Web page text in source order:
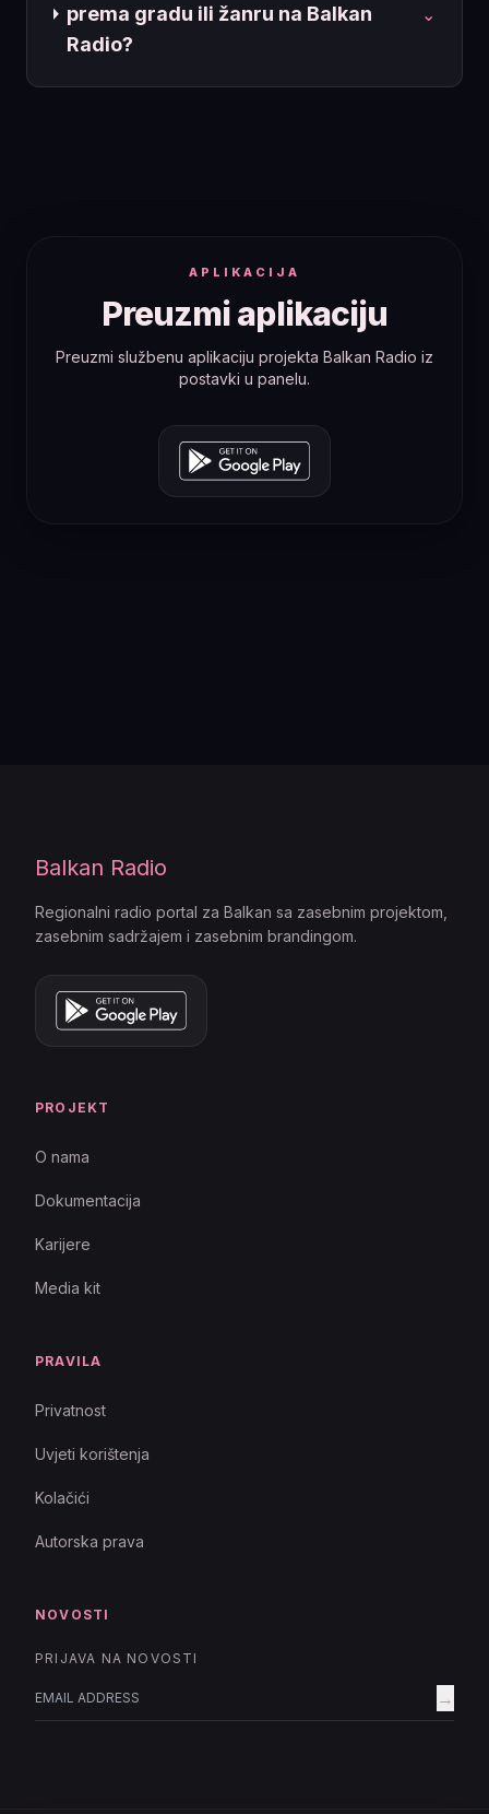
prema gradu ili žanru na Balkan
Radio?
⌄
APLIKACIJA
Preuzmi aplikaciju
Preuzmi službenu aplikaciju projekta Balkan Radio iz
postavki u panelu.
Balkan Radio
Regionalni radio portal za Balkan sa zasebnim projektom,
zasebnim sadržajem i zasebnim brandingom.
PROJEKT
O nama
Dokumentacija
Karijere
Media kit
PRAVILA
Privatnost
Uvjeti korištenja
Kolačići
Autorska prava
NOVOSTI
PRIJAVA NA NOVOSTI
→